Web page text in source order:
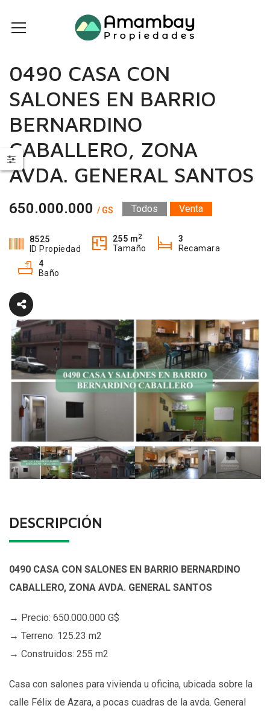
0490 CASA CON
SALONES EN BARRIO
BERNARDINO
CABALLERO, ZONA
AVDA. GENERAL SANTOS
650.000.000 / GS Todos Venta
8525
ID Propiedad
255 m2
Tamaño
3
Recamara
4
Baño
DESCRIPCIÓN
0490 CASA CON SALONES EN BARRIO BERNARDINO
CABALLERO, ZONA AVDA. GENERAL SANTOS
→ Precio: 650.000.000 G$
→ Terreno: 125.23 m2
→ Construidos: 255 m2
Casa con salones para vivienda u oficina, ubicada sobre la
calle Félix de Azara, a pocas cuadras de la avda. General